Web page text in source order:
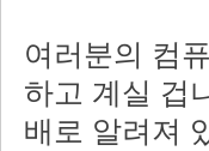
여러분의 컴
하고 계실 겁
배로 알려져